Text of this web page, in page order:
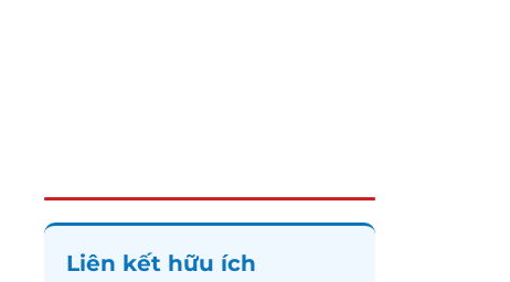
Liên kết hữu ích